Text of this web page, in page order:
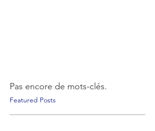
Pas encore de mots-clés.
Featured Posts